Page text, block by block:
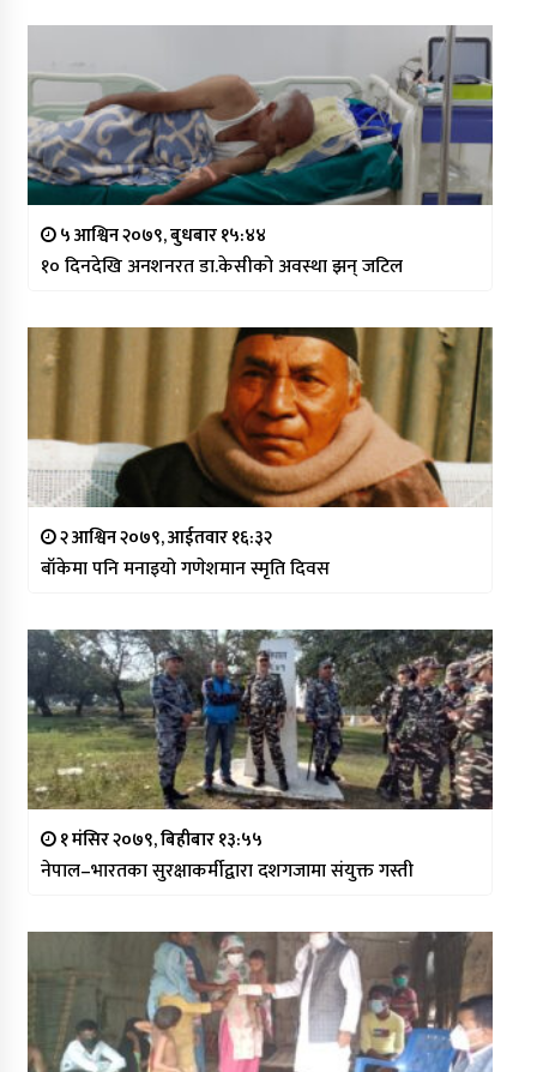
५ आश्विन २०७९, बुधबार १५:४४
१० दिनदेखि अनशनरत डा.केसीको अवस्था झन् जटिल
२ आश्विन २०७९, आईतवार १६:३२
बाँकेमा पनि मनाइयो गणेशमान स्मृति दिवस
१ मंसिर २०७९, बिहीबार १३:५५
नेपाल–भारतका सुरक्षाकर्मीद्वारा दशगजामा संयुक्त गस्ती